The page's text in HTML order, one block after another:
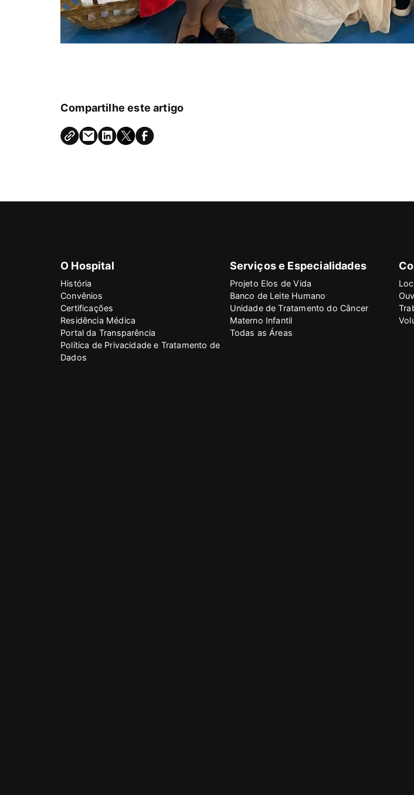
Compartilhe este artigo
O Hospital
História
Convênios
Certificações
Residência Médica
Portal da Transparência
Política de Privacidade e Tratamento de
Dados
Serviços e Especialidades
Projeto Elos de Vida
Banco de Leite Humano
Unidade de Tratamento do Câncer
Materno Infantil
Todas as Áreas